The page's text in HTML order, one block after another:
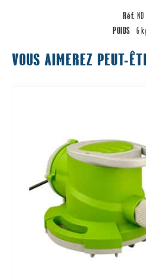
Réf.ND
POIDS 6
VOUS AIMEREZ PEUT-